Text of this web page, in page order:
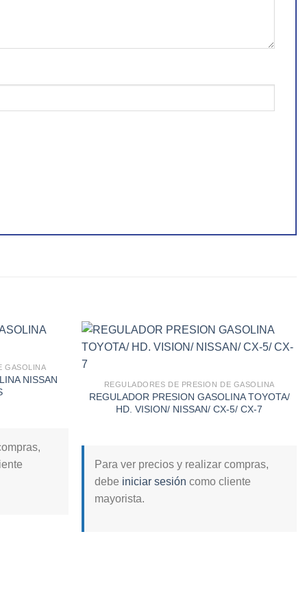
Add to
GASOLINA
NISSAN
Add to
wishlist
REGULADORES DE PRESION DE GASOLINA
REGULADOR PRESION GASOLINA TOYOTA/
HD. VISION/ NISSAN/ CX-5/ CX-7
Para ver precios y realizar compras,
debe iniciar sesión como cliente
mayorista.